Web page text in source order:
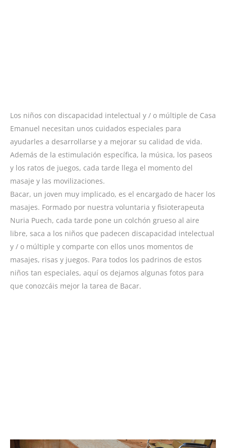
Los niños con discapacidad intelectual y / o múltiple de Casa
Emanuel necesitan unos cuidados especiales para
ayudarles a desarrollarse y a mejorar su calidad de vida.
Además de la estimulación específica, la música, los paseos
y los ratos de juegos, cada tarde llega el momento del
masaje y las movilizaciones.
Bacar, un joven muy implicado, es el encargado de hacer los
masajes. Formado por nuestra voluntaria y fisioterapeuta
Nuria Puech, cada tarde pone un colchón grueso al aire
libre, saca a los niños que padecen discapacidad intelectual
y / o múltiple y comparte con ellos unos momentos de
masajes, risas y juegos. Para todos los padrinos de estos
niños tan especiales, aquí os dejamos algunas fotos para
que conozcáis mejor la tarea de Bacar.